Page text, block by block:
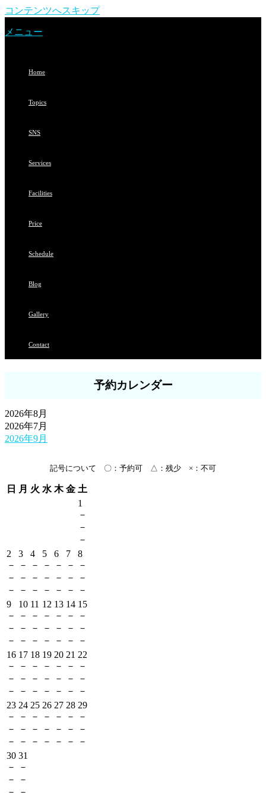
コンテンツへスキップ
メニュー
Home
Topics
SNS
Services
Facilities
Price
Schedule
Blog
Gallery
Contact
予約カレンダー
2026年8月
2026年7月
2026年9月
記号について 〇：予約可 △：残少 ×：不可
日 月 火 水 木 金 土
1
－
－
－
2
－
－
－
3
－
－
－
4
－
－
－
5
－
－
－
6
－
－
－
7
－
－
－
8
－
－
－
9
－
－
－
10
－
－
－
11
－
－
－
12
－
－
－
13
－
－
－
14
－
－
－
15
－
－
－
16
－
－
－
17
－
－
－
18
－
－
－
19
－
－
－
20
－
－
－
21
－
－
－
22
－
－
－
23
－
－
－
24
－
－
－
25
－
－
－
26
－
－
－
27
－
－
－
28
－
－
－
29
－
－
－
30
－
－
－
31
－
－
－